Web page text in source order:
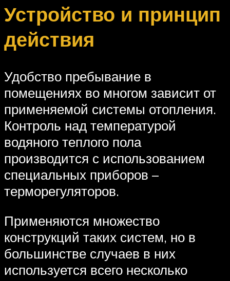
Устройство и принцип
действия
Удобство пребывание в
помещениях во многом зависит от
применяемой системы отопления.
Контроль над температурой
водяного теплого пола
производится с использованием
специальных приборов –
терморегуляторов.
Применяются множество
конструкций таких систем, но в
большинстве случаев в них
используется всего несколько